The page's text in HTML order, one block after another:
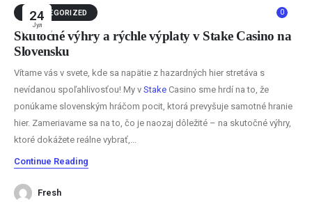
24
Јул
0
UNCATEGORIZED
Skutočné výhry a rýchle výplaty v Stake Casino na
Slovensku
Vítame vás v svete, kde sa napätie z hazardných hier stretáva s
nevídanou spoľahlivosťou! My v Stake Casino sme hrdí na to, že
ponúkame slovenským hráčom pocit, ktorá prevyšuje samotné hranie
hier. Zameriavame sa na to, čo je naozaj dôležité – na skutočné výhry,
ktoré dokážete reálne vybrať,...
Continue Reading
Fresh